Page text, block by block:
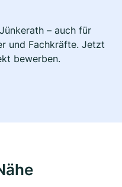
– auch für
und Fachkräfte. Jetzt
bewerben.